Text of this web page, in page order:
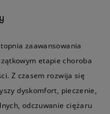
zaawansowania
etapie choroba
Z czasem rozwija się
dyskomfort, pieczenie,
odczuwanie ciężaru